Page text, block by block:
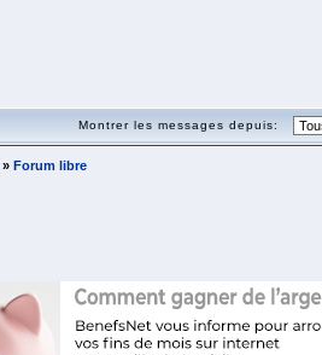
Montrer les messages depuis:
» Forum libre